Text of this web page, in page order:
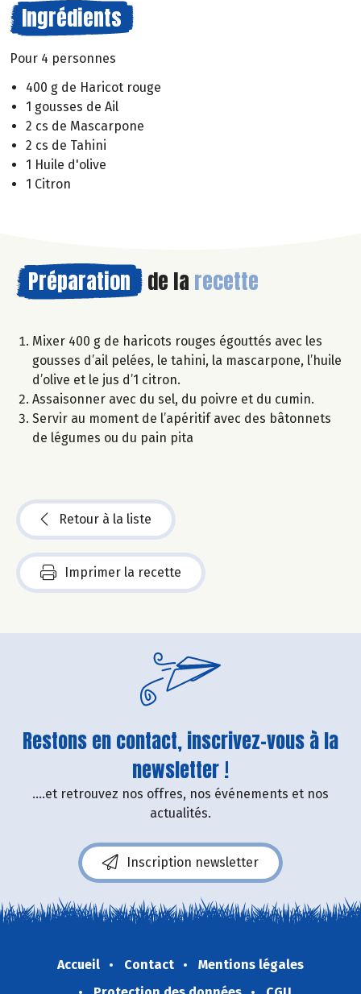
Ingrédients
Pour 4 personnes
400 g de Haricot rouge
1 gousses de Ail
2 cs de Mascarpone
2 cs de Tahini
1 Huile d'olive
1 Citron
Préparation de la recette
Mixer 400 g de haricots rouges égouttés avec les
gousses d’ail pelées, le tahini, la mascarpone, l’huile
d’olive et le jus d’1 citron.
Assaisonner avec du sel, du poivre et du cumin.
Servir au moment de l’apéritif avec des bâtonnets
de légumes ou du pain pita
Retour à la liste
Imprimer la recette
Restons en contact, inscrivez-vous à la
newsletter !
....et retrouvez nos offres, nos événements et nos
actualités.
Inscription newsletter
Accueil Contact
Mentions légales